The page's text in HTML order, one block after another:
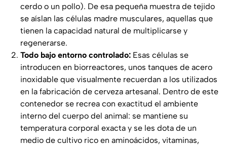
cerdo o un pollo). De esa pequeña muestra de tejido
se aíslan las células madre musculares, aquellas que
tienen la capacidad natural de multiplicarse y
regenerarse.
Todo bajo entorno controlado: Esas células se
introducen en biorreactores, unos tanques de acero
inoxidable que visualmente recuerdan a los utilizados
en la fabricación de cerveza artesanal. Dentro de este
contenedor se recrea con exactitud el ambiente
interno del cuerpo del animal: se mantiene su
temperatura corporal exacta y se les dota de un
medio de cultivo rico en aminoácidos, vitaminas,